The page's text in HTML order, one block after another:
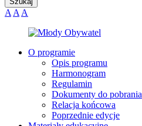
A A A
O programie
Opis programu
Harmonogram
Regulamin
Dokumenty do pobrania
Relacja końcowa
Poprzednie edycje